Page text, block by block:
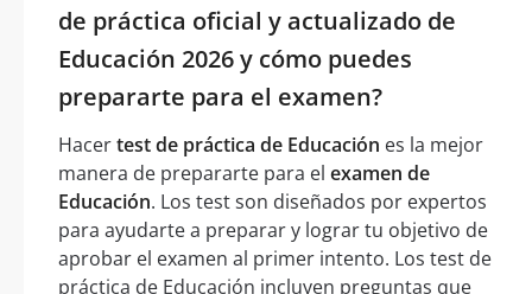
de práctica oficial y actualizado de
Educación 2026 y cómo puedes
prepararte para el examen?
Hacertest de práctica de Educación es la mejor
manera de prepararte para el examen de
Educación. Los test son diseñados por expertos
para ayudarte a preparar y lograr tu objetivo de
aprobar el examen al primer intento. Los test de
práctica de Educación incluyen preguntas que